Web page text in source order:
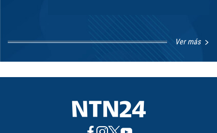
Ver más
1
8